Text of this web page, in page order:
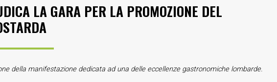
LA GARA PER LA PROMOZIONE DEL
della manifestazione dedicata ad una delle eccellenze gastronomiche lombarde.